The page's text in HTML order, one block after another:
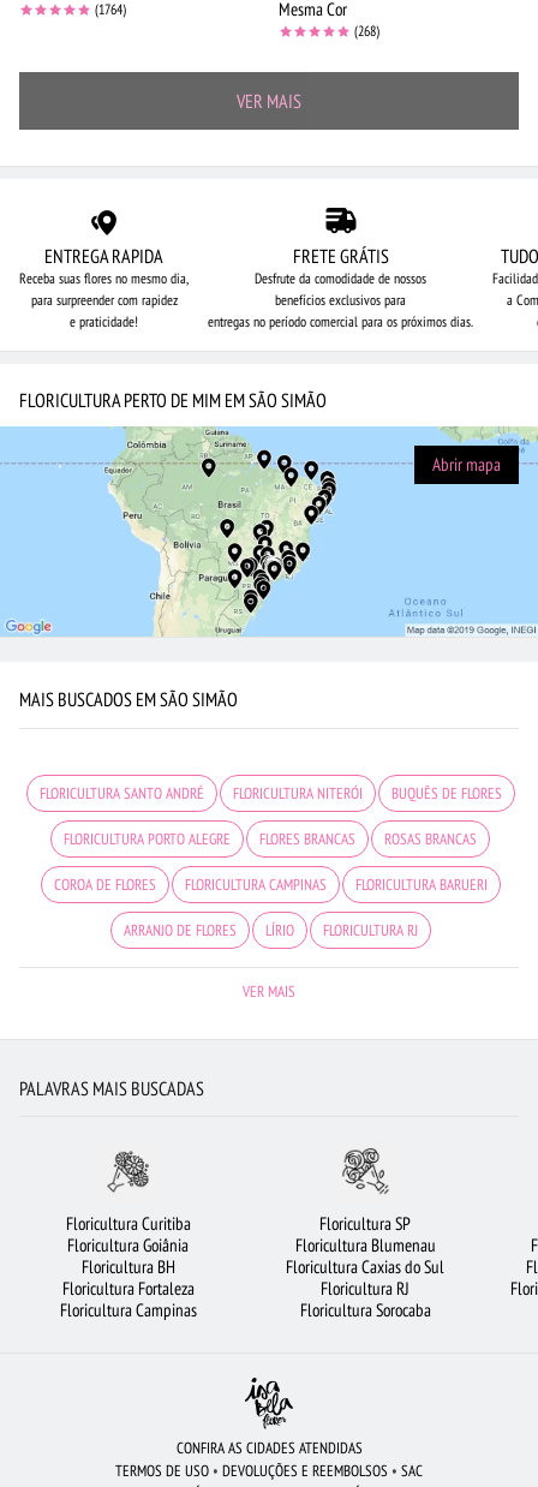
(1764)
Mesma Cor
(268)
VER MAIS
ENTREGA RAPIDA
Receba suas flores no mesmo dia,
para surpreender com rapidez
e praticidade!
FRETE GRÁTIS
Desfrute da comodidade de nossos
benefícios exclusivos para
entregas no período comercial para os próximos dias.
a
FLORICULTURA PERTO DE MIM EM SÃO SIMÃO
Abrir mapa
MAIS BUSCADOS EM SÃO SIMÃO
FLORICULTURA SANTO ANDRÉ FLORICULTURA NITERÓI BUQUÊS DE FLORES
FLORICULTURA PORTO ALEGRE FLORES BRANCAS ROSAS BRANCAS
COROA DE FLORES FLORICULTURA CAMPINAS FLORICULTURA BARUERI
ARRANJO DE FLORES LÍRIO FLORICULTURA RJ
FLORICULTURA UBERLÂNDIA CIDADES MAIS PROCURADAS
FLORICULTURA SALVADOR FLORICULTURA BELÉM FLORICULTURA OSASCO
FLORES COLORIDAS FLORICULTURA JOÃO PESSOA
ROSAS
URSO DE PELÚCIA
FLORES VERMELHAS BUQUÊ DE ROSAS VERMELHAS MAIS BUSCADOS
VER MAIS
PALAVRAS MAIS BUSCADAS
Floricultura Curitiba
Floricultura Goiânia
Floricultura BH
Floricultura Fortaleza
Floricultura Campinas
Floricultura SP
Floricultura Blumenau
Floricultura Caxias do Sul
Floricultura RJ
Floricultura Sorocaba
CONFIRA AS CIDADES ATENDIDAS
TERMOS DE USO • DEVOLUÇÕES E REEMBOLSOS • SAC